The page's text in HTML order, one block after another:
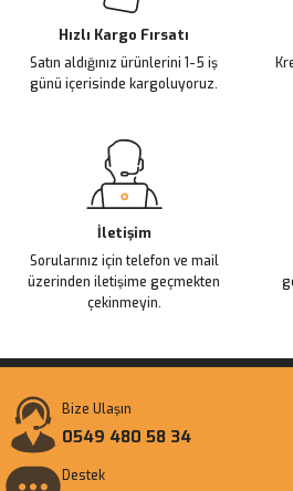
Ürün fiyatı diğer sitelerden daha pahalı.
Bu ürüne benzer farklı alternatifler
Hızlı Kargo Fırsatı
Satın aldığınız ürünlerini 1-5 iş
günü içerisinde kargoluyoruz.
İletişim
Sorularınız için telefon ve mail
üzerinden iletişime geçmekten
çekinmeyin.
Bize Ulaşın
0549 480 58 34
Destek